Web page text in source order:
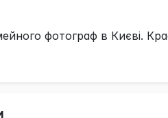
фотограф в Києві.